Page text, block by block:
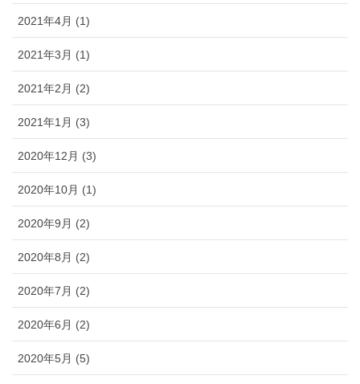
2021年4月 (1)
2021年3月 (1)
2021年2月 (2)
2021年1月 (3)
2020年12月 (3)
2020年10月 (1)
2020年9月 (2)
2020年8月 (2)
2020年7月 (2)
2020年6月 (2)
2020年5月 (5)